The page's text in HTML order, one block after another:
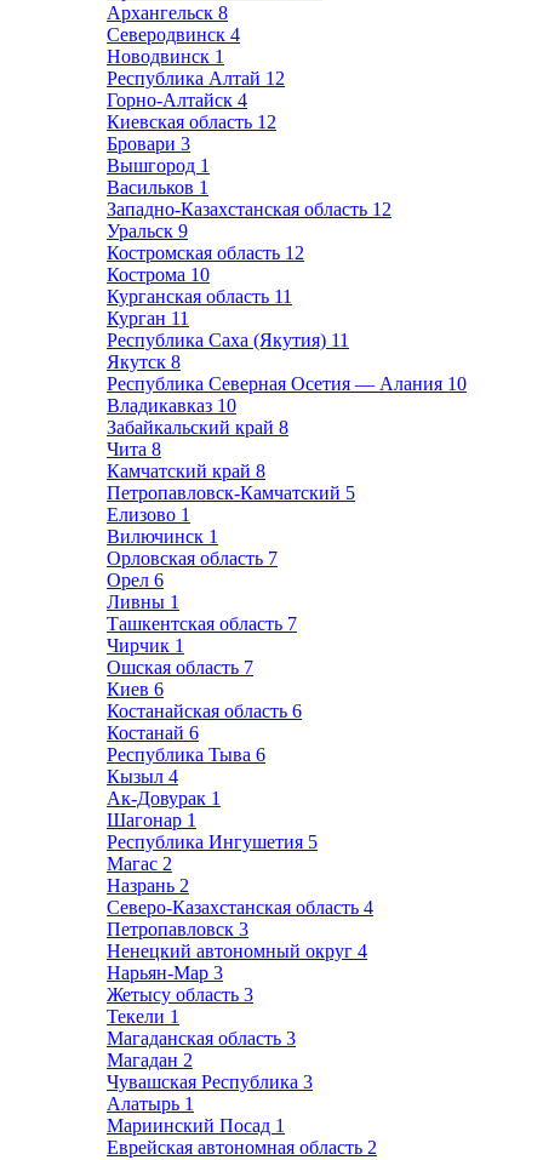
Архангельск 8
Северодвинск 4
Новодвинск 1
Республика Алтай 12
Горно-Алтайск 4
Киевская область 12
Бровари 3
Вышгород 1
Васильков 1
Западно-Казахстанская область 12
Уральск 9
Костромская область 12
Кострома 10
Курганская область 11
Курган 11
Республика Саха (Якутия) 11
Якутск 8
Республика Северная Осетия — Алания 10
Владикавказ 10
Забайкальский край 8
Чита 8
Камчатский край 8
Петропавловск-Камчатский 5
Елизово 1
Вилючинск 1
Орловская область 7
Орел 6
Ливны 1
Ташкентская область 7
Чирчик 1
Ошская область 7
Киев 6
Костанайская область 6
Костанай 6
Республика Тыва 6
Кызыл 4
Ак-Довурак 1
Шагонар 1
Республика Ингушетия 5
Магас 2
Назрань 2
Северо-Казахстанская область 4
Петропавловск 3
Ненецкий автономный округ 4
Нарьян-Мар 3
Жетысу область 3
Текели 1
Магаданская область 3
Магадан 2
Чувашская Республика 3
Алатырь 1
Мариинский Посад 1
Еврейская автономная область 2